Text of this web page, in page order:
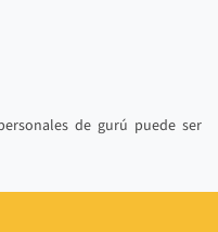
de gurú puede ser